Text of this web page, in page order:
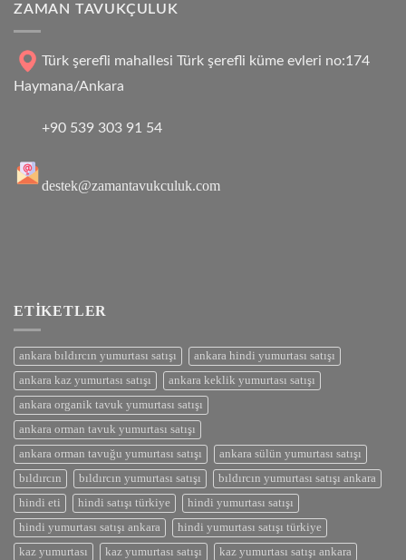
ZAMAN TAVUKÇULUK
Türk şerefli mahallesi Türk şerefli küme evleri no:174
Haymana/Ankara
+90 539 303 91 54
destek@zamantavukculuk.com
ETIKETLER
ankara bıldırcın yumurtası satışı
ankara hindi yumurtası satışı
ankara kaz yumurtası satışı
ankara keklik yumurtası satışı
ankara organik tavuk yumurtası satışı
ankara orman tavuk yumurtası satışı
ankara orman tavuğu yumurtası satışı
ankara sülün yumurtası satışı
bıldırcın
bıldırcın yumurtası satışı
bıldırcın yumurtası satışı ankara
hindi eti
hindi satışı türkiye
hindi yumurtası satışı
hindi yumurtası satışı ankara
hindi yumurtası satışı türkiye
kaz yumurtası
kaz yumurtası satışı
kaz yumurtası satışı ankara